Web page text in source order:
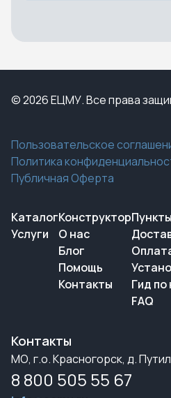
© 2026 ЕЦМУ. Все права
Пользовательское
Политика
Публичная Оферта
Каталог
Услуги
Конструктор
О нас
Блог
Помощь
Контакты
Гид
FAQ
Контакты
МО, г.о. Красногорск, д.
8 800 505 55 67